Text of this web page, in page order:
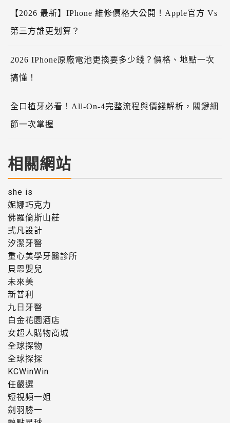
【2026 最新】iPhone 維修價格大公開！Apple官方 Vs
第三方誰更划算？
2026 IPhone原廠電池更換要多少錢？價格、地點一次
搞懂！
全口植牙必看！All-On-4完整流程與價錢解析，關鍵細
節一次掌握
相關網站
she is
妮娜巧克力
佛羅倫斯山莊
弍凡設計
汐潔牙醫
重心美學牙醫診所
貝恩嬰兒
未來美
新普利
九日牙醫
白金花園酒店
女超人購物商城
全球探物
全球探探
KCWinWin
任嚴選
短視頻一姐
劍羽勝一